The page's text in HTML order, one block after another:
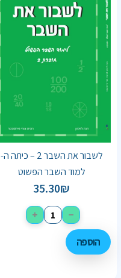
לשבור את השבר 2 – כיתה ה-
למוד השבר הפשוט
35.30₪
−
+
הוספה